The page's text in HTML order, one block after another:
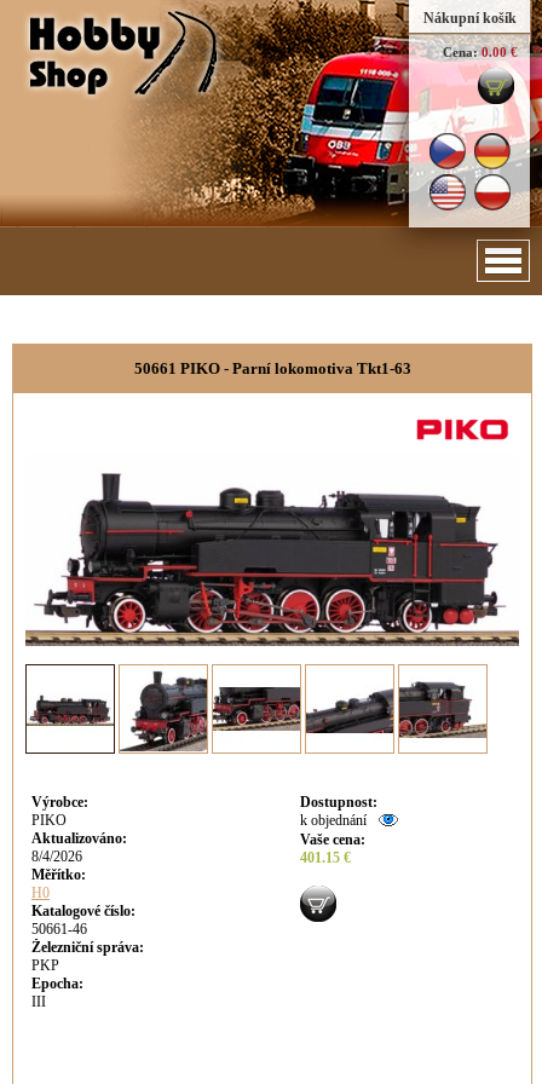
Nákupní košík
Cena: 0.00 €
50661 PIKO - Parní lokomotiva Tkt1-63
Výrobce:
PIKO
Aktualizováno:
8/4/2026
Měřítko:
H0
Katalogové číslo:
50661-46
Železniční správa:
PKP
Epocha:
III
Dostupnost:
k objednání
Vaše cena:
401.15 €